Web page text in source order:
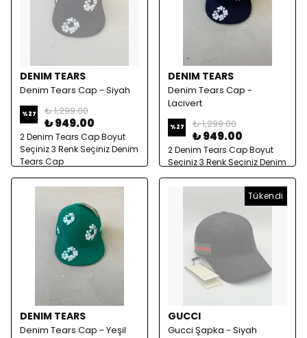
DENIM TEARS
Denim Tears Cap - Siyah
%27 ₺ 1,299.00
₺ 949.00
2 Denim Tears Cap Boyut
Seçiniz 3 Renk Seçiniz Denim
Tears Cap
DENIM TEARS
Denim Tears Cap -
Lacivert
%27 ₺ 1,299.00
₺ 949.00
2 Denim Tears Cap Boyut
Seçiniz 3 Renk Seçiniz Denim
DENIM TEARS
Denim Tears Cap - Yeşil
Tükendi
GUCCI
Gucci Şapka - Siyah